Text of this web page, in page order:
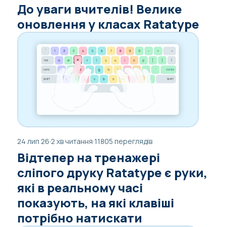
До уваги вчителів! Велике
оновлення у класах Ratatype
24 лип 26·2 хв читання·11805 переглядів
Відтепер на тренажері
сліпого друку Ratatype є руки,
які в реальному часі
показують, на які клавіші
потрібно натискати